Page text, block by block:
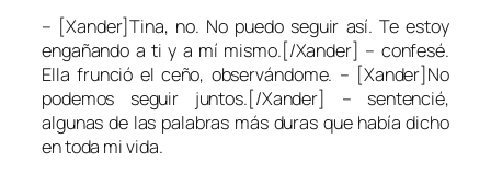
– [Xander]Tina, no. No puedo seguir así. Te estoy
engañando a ti y a mí mismo.[/Xander] – confesé.
Ella frunció el ceño, observándome. – [Xander]No
podemos seguir juntos.[/Xander] – sentencié,
algunas de las palabras más duras que había dicho
en toda mi vida.